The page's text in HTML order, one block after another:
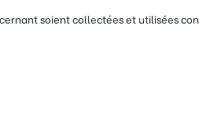
soient collectées et utilisées